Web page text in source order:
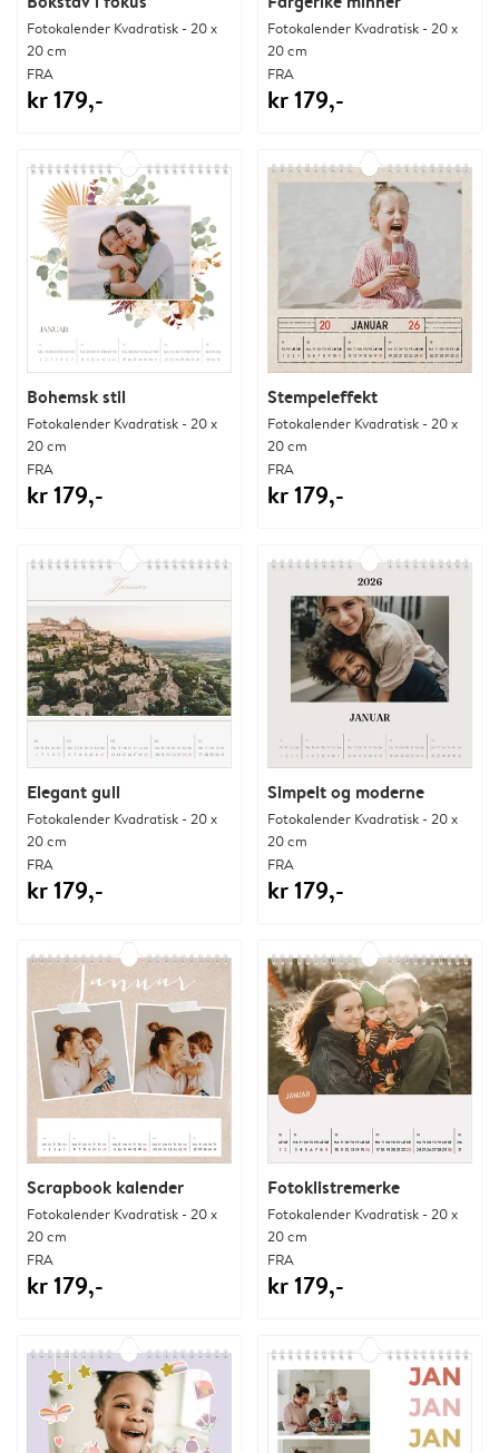
Fotokalender Kvadratisk - 20 x
20 cm
FRA
kr 179,-
Fotokalender Kvadratisk - 20 x
20 cm
FRA
kr 179,-
Bohemsk stil
Fotokalender Kvadratisk - 20 x
20 cm
FRA
kr 179,-
Stempeleffekt
Fotokalender Kvadratisk - 20 x
20 cm
FRA
kr 179,-
Elegant gull
Fotokalender Kvadratisk - 20 x
20 cm
FRA
kr 179,-
Simpelt og moderne
Fotokalender Kvadratisk - 20 x
20 cm
FRA
kr 179,-
Scrapbook kalender
Fotokalender Kvadratisk - 20 x
20 cm
FRA
kr 179,-
Fotoklistremerke
Fotokalender Kvadratisk - 20 x
20 cm
FRA
kr 179,-